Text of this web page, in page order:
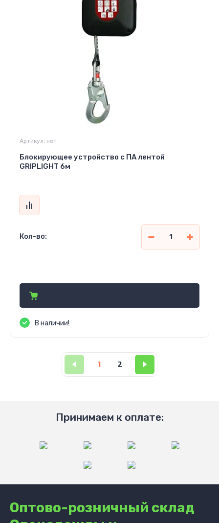
Артикул: нет
Блокирующее устройство с ПА лентой
GRIPLIGHT 6м
Кол-во:
В наличии!
1 2
Принимаем к оплате:
Оптово-розничный склад